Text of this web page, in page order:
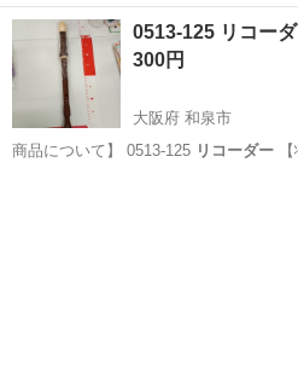
https…
東京 八王子市 西八王子駅
0513-125 リコー
300円
大阪府 和泉市
商品について】 0513-125 リコーダー